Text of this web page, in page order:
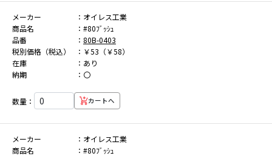
メーカー
オイレス工業
商品名
#80ﾌﾞｯｼｭ
品番
80B-0403
税別価格（税込）
￥53（￥58）
在庫
あり
納期
〇
数量： カートへ
メーカー
オイレス工業
商品名
#80ﾌﾞｯｼｭ